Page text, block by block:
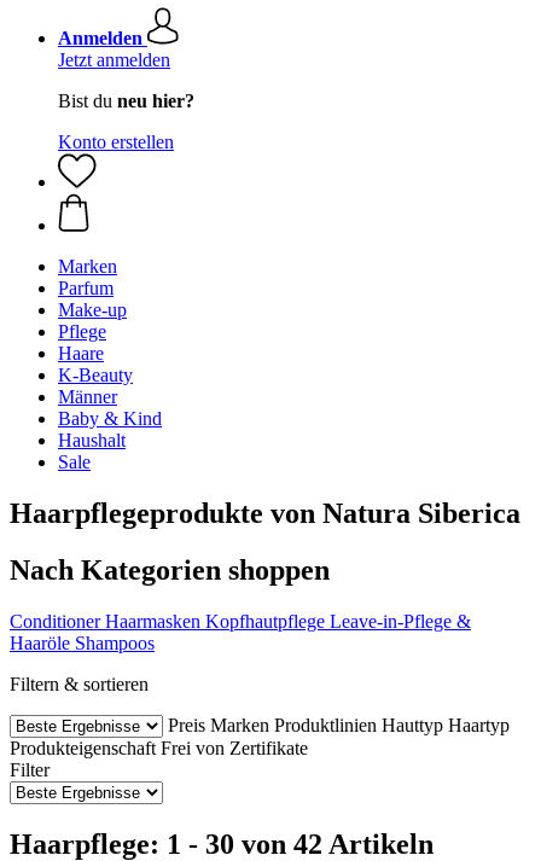
Anmelden
Jetzt anmelden
Bist du neu hier?
Konto erstellen
Marken
Parfum
Make-up
Pflege
Haare
K-Beauty
Männer
Baby & Kind
Haushalt
Sale
Haarpflegeprodukte von Natura Siberica
Nach Kategorien shoppen
Conditioner Haarmasken Kopfhautpflege Leave-in-Pflege &
Haaröle Shampoos
Filtern & sortieren
Preis Marken Produktlinien Hauttyp Haartyp
Produkteigenschaft Frei von Zertifikate
Filter
Haarpflege: 1 - 30 von 42 Artikeln